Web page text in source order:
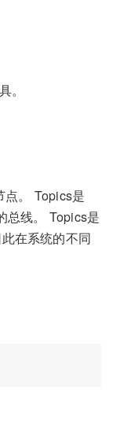
。
点。 Topics是
总线。 Topics是
在系统的不同